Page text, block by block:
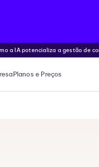
potencializa a gestão de contratos.
Planos e Preços